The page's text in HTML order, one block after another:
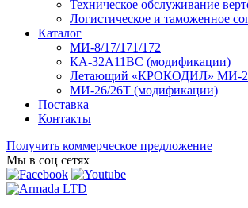
Техническое обслуживание
Логистическое и таможенное
Каталог
МИ-8/17/171/172
КА-32А11ВС (модификации)
Летающий «КРОКОДИЛ» МИ-
МИ-26/26Т (модификации)
Поставка
Контакты
Получить коммерческое предложение
Мы в соц сетях